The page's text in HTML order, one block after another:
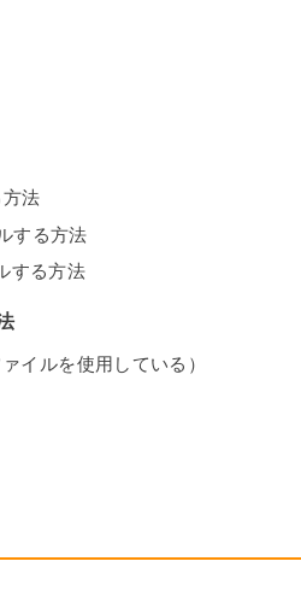
法
する方法
する方法
イルを使用している）